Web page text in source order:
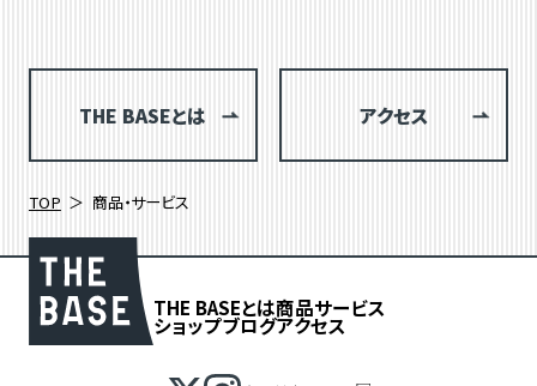
THE BASEとは アクセス
TOP 商品・サービス
THE BASEとは商品サービス
ショップブログアクセス